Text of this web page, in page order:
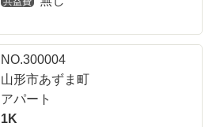
NO.300004
山形市あずま町
アパート
1K